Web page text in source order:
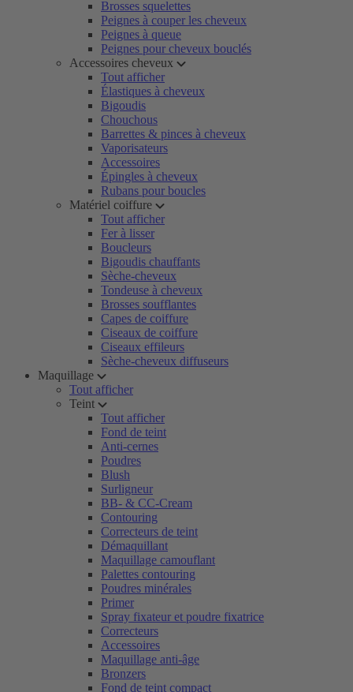
Brosses squelettes
Peignes à couper les cheveux
Peignes à queue
Peignes pour cheveux bouclés
Accessoires cheveux
Tout afficher
Élastiques à cheveux
Bigoudis
Chouchous
Barrettes & pinces à cheveux
Vaporisateurs
Accessoires
Épingles à cheveux
Rubans pour boucles
Matériel coiffure
Tout afficher
Fer à lisser
Boucleurs
Bigoudis chauffants
Sèche-cheveux
Tondeuse à cheveux
Brosses soufflantes
Capes de coiffure
Ciseaux de coiffure
Ciseaux effileurs
Sèche-cheveux diffuseurs
Maquillage
Tout afficher
Teint
Tout afficher
Fond de teint
Anti-cernes
Poudres
Blush
Surligneur
BB- & CC-Cream
Contouring
Correcteurs de teint
Démaquillant
Maquillage camouflant
Palettes contouring
Poudres minérales
Primer
Spray fixateur et poudre fixatrice
Correcteurs
Accessoires
Maquillage anti-âge
Bronzers
Fond de teint compact